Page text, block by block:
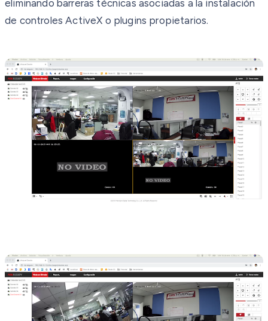
eliminando barreras técnicas asociadas a la instalación
de controles ActiveX o plugins propietarios.